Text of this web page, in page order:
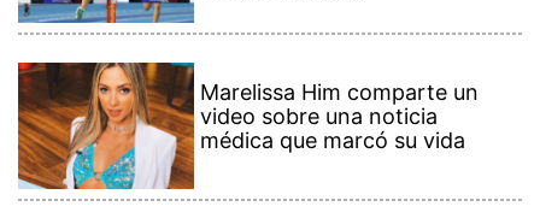
Marelissa Him comparte un
video sobre una noticia
médica que marcó su vida